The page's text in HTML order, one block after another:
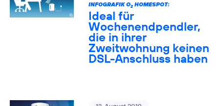
INFOGRAFIK O2HOMESPOT:
Ideal für
Wochenendpendler,
die in ihrer
Zweitwohnung keinen
DSL-Anschluss haben